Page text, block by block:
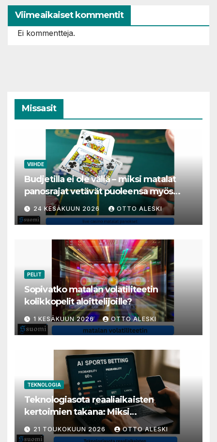
Viimeaikaiset kommentit
Ei kommentteja.
Missasit
VIIHDE
Budjetilla ei ole väliä – miksi matalat
panosrajat vetävät puoleensa myös
varakkaita harrastajia
24 KESÄKUUN 2026 OTTO ALESKI
PELIT
Sopivatko matalan volatiliteetin
kolikkopelit aloittelijoille?
1 KESÄKUUN 2026 OTTO ALESKI
TEKNOLOGIA
Teknologiasota reaaliaikaisten
kertoimien takana: Miksi
millisekunneista tuli livenäpyttelyn
tärkein valuutta
21 TOUKOKUUN 2026 OTTO ALESKI